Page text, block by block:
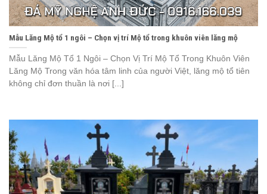
Mẫu Lăng Mộ tổ 1 ngôi – Chọn vị trí Mộ tổ trong khuôn viên lăng mộ
Mẫu Lăng Mộ Tổ 1 Ngôi – Chọn Vị Trí Mộ Tổ Trong Khuôn Viên
Lăng Mộ Trong văn hóa tâm linh của người Việt, lăng mộ tổ tiên
không chỉ đơn thuần là nơi [...]